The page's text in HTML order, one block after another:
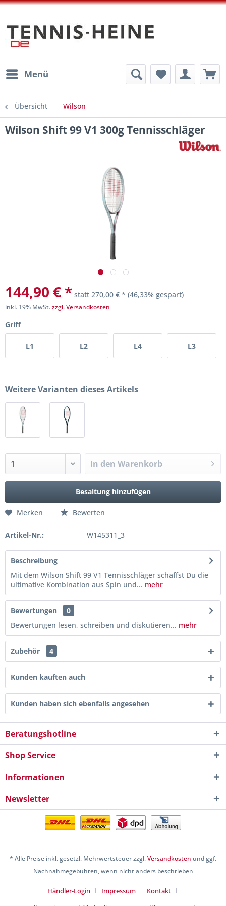
Menü
Übersicht Wilson
Wilson Shift 99 V1 300g Tennisschläger
144,90 € * statt 270,00 € * (46,33% gespart)
inkl. 19% MwSt.zzgl. Versandkosten
Griff
L1 L2 L4 L3
Weitere Varianten dieses Artikels
In den Warenkorb
Besaitung hinzufügen
Merken Bewerten
Artikel-Nr.: W145311_3
Beschreibung
Mit dem Wilson Shift 99 V1 Tennisschläger schaffst Du die
ultimative Kombination aus Spin und... mehr
Bewertungen
0
Bewertungen lesen, schreiben und diskutieren... mehr
Zubehör 4
Kunden kauften auch
Kunden haben sich ebenfalls angesehen
Beratungshotline
Shop Service
Informationen
Newsletter
* Alle Preise inkl. gesetzl. Mehrwertsteuer zzgl.Versandkosten und ggf.
Nachnahmegebühren, wenn nicht anders beschrieben
Händler-Login Impressum
Kontakt